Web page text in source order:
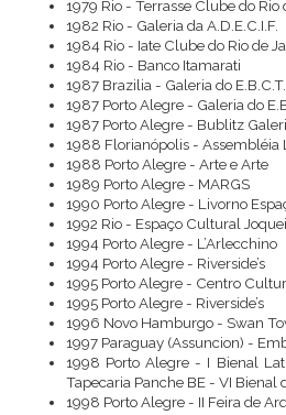
1979 Rio - Terrasse Clube do Rio
1982 Rio - Galeria da A.D.E.C.I.F.
1984 Rio - Iate Clube do Rio de
1984 Rio - Banco Itamarati
1987 Brazilia - Galeria do E.B.C.T.
1987 Porto Alegre - Galeria do
1987 Porto Alegre - Bublitz
1988 Florianópolis - Assembléia
1988 Porto Alegre - Arte e Arte
1989 Porto Alegre - MARGS
1990 Porto Alegre - Livorno
1992 Rio - Espaço Cultural
1994 Porto Alegre - L’Arlecchino
1994 Porto Alegre - Riverside’s
1995 Porto Alegre - Centro
1995 Porto Alegre - Riverside’s
1996 Novo Hamburgo - Swan
1997 Paraguay (Assuncion) -
1998 Porto Alegre - I Bienal
Tapecaria Panche BE - VI Bienal
1998 Porto Alegre - II Feira de